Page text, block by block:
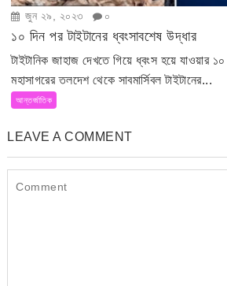
জুন ২৯, ২০২৩ ০
১০ দিন পর টাইটানের ধ্বংসাবশেষ উদ্ধার
টাইটানিক জাহাজ দেখতে গিয়ে ধ্বংস হয়ে যাওয়ার
মহাসাগরের তলদেশ থেকে সাবমার্সিবল টাইটানের...
আন্তর্জাতিক
LEAVE A COMMENT